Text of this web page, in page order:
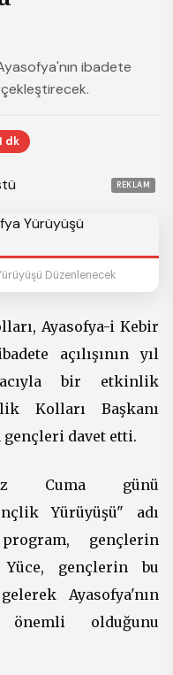
ibadete
dk
REKLAM
Düzenlenecek
Ayasofya-i Kebir
açılışının yıl
bir etkinlik
Kolları Başkanı
gençleri davet etti.
Cuma günü
Yürüyüşü" adı
gençlerin
Yüce, gençlerin bu
Ayasofya'nın
önemli olduğunu